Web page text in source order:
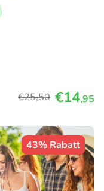
€25,50 €14,95
43% Rabatt